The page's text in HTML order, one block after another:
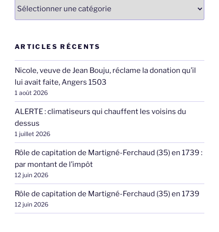
Catégories
ARTICLES RÉCENTS
Nicole, veuve de Jean Bouju, réclame la donation qu’il
lui avait faite, Angers 1503
1 août 2026
ALERTE : climatiseurs qui chauffent les voisins du
dessus
1 juillet 2026
Rôle de capitation de Martigné-Ferchaud (35) en 1739 :
par montant de l’impôt
12 juin 2026
Rôle de capitation de Martigné-Ferchaud (35) en 1739
12 juin 2026